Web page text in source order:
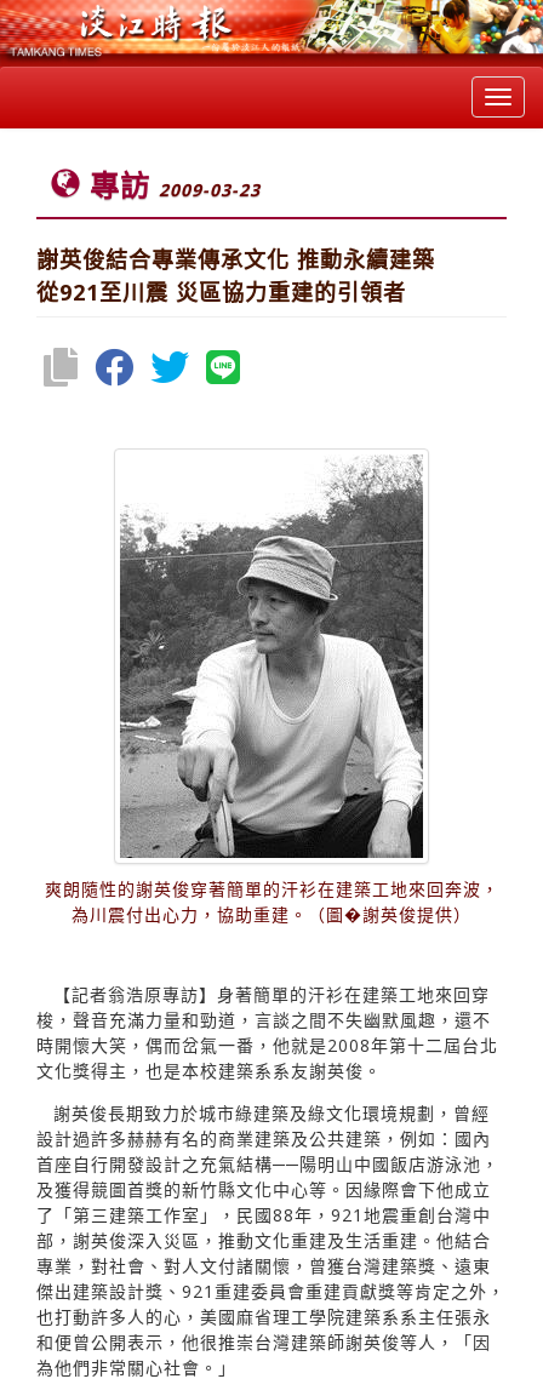
專訪 2009-03-23
謝英俊結合專業傳承文化 推動永續建築
從921至川震 災區協力重建的引領者
爽朗隨性的謝英俊穿著簡單的汗衫在建築工地來回奔波，
為川震付出心力，協助重建。（圖�謝英俊提供）
【記者翁浩原專訪】身著簡單的汗衫在建築工地來回穿
梭，聲音充滿力量和勁道，言談之間不失幽默風趣，還不
時開懷大笑，偶而岔氣一番，他就是2008年第十二屆台北
文化獎得主，也是本校建築系系友謝英俊。
謝英俊長期致力於城市綠建築及綠文化環境規劃，曾經
設計過許多赫赫有名的商業建築及公共建築，例如：國內
首座自行開發設計之充氣結構──陽明山中國飯店游泳池，
及獲得競圖首獎的新竹縣文化中心等。因緣際會下他成立
了「第三建築工作室」，民國88年，921地震重創台灣中
部，謝英俊深入災區，推動文化重建及生活重建。他結合
專業，對社會、對人文付諸關懷，曾獲台灣建築獎、遠東
傑出建築設計獎、921重建委員會重建貢獻獎等肯定之外，
也打動許多人的心，美國麻省理工學院建築系系主任張永
和便曾公開表示，他很推崇台灣建築師謝英俊等人，「因
為他們非常關心社會。」